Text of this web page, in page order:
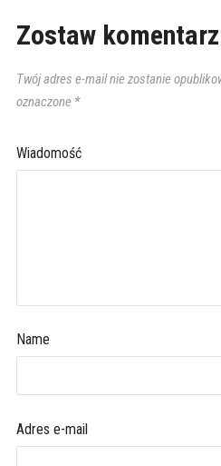
Zostaw komentarz
Twój adres e-mail nie zostanie
oznaczone *
Wiadomość
Name
Adres e-mail